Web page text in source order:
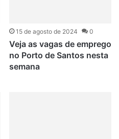
15 de agosto de 2024 0
Veja as vagas de emprego
no Porto de Santos nesta
semana